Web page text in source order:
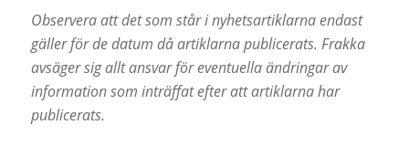
Observera att det som står i nyhetsartiklarna endast
gäller för de datum då artiklarna publicerats. Frakka
avsäger sig allt ansvar för eventuella ändringar av
information som inträffat efter att artiklarna har
publicerats.